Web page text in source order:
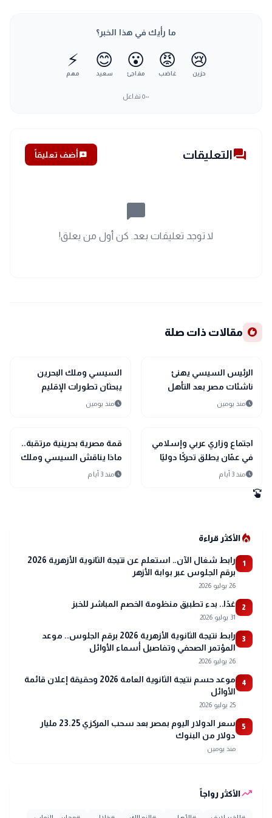
ما رأيك في هذا الخبر؟
😢
حزين
😡
غاضب
😮
مفاجئ
😊
سعيد
⚡
مهم
٥٠٠تفاعل
forumالتعليقات add_commentأضف تعليقاً
chat_bubble_outline
لا توجد تعليقات بعد. كن أول من يعلق!
recommend مقالات ذات صلة
sports_soccer
رياضة
الرئيس السيسي يهنئ
ناشئات مصر بعد التأهل
التاريخي إلى نصف نهائي
scheduleمنذ يومين
bolt
عاجل
السيسي وملك البحرين
يبحثان تطورات الإقليم
ويؤكدان أولوية الحلول
scheduleمنذ يومين
bolt
عاجل
اجتماع وزاري عربي وإسلامي
في عمّان يطلق تحركًا دوليًا
لحماية القدس ومقدساتها
scheduleمنذ 3 أيام
bolt
عاجل
قمة مصرية بحرينية مرتقبة..
ماذا يناقش السيسي وملك
البحرين؟
scheduleمنذ 3 أيام
swipe
local_fire_departmentالأكثر قراءة
1
رابط شغال الآن.. استعلم عن نتيجة الثانوية الأزهرية 2026
برقم الجلوس عبر بوابة الأزهر
26 يوليو 2026
2 غدًا.. بدء تطبيق منظومة الخصم المباشر للخبز
31 يوليو 2026
3
رابط نتيجة الثانوية الأزهرية 2026 برقم الجلوس.. موعد
المؤتمر الصحفي وتفاصيل أسماء الأوائل
26 يوليو 2026
4
موعد حسم نتيجة الثانوية العامة 2026 وحقيقة إعلان قائمة
الأوائل
25 يوليو 2026
5
سعر الدولار اليوم بمصر بعد سحب المركزي 23.25 مليار
دولار من البنوك
منذ يومين
trending_upالأكثر رواجاً